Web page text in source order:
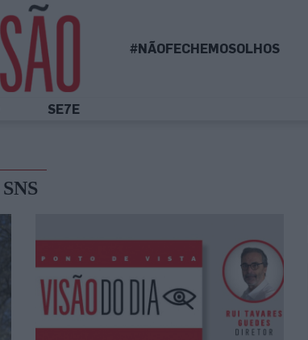
#NÃOFECHEMOSOLHOS
SE7E
SNS